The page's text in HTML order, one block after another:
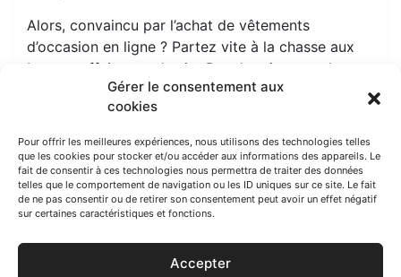
Gérer le consentement aux
cookies
Pour offrir les meilleures expériences, nous utilisons des technologies telles
que les cookies pour stocker et/ou accéder aux informations des appareils. Le
fait de consentir à ces technologies nous permettra de traiter des données
telles que le comportement de navigation ou les ID uniques sur ce site. Le fait
de ne pas consentir ou de retirer son consentement peut avoir un effet négatif
sur certaines caractéristiques et fonctions.
Accepter
Alors, convaincu par l’achat de vêtements
d’occasion en ligne ? Partez vite à la chasse aux
bonnes affaires sur le site Pas de crise pour les
Navigation
de
l’article
Electroménager d’occasion
Jusqu’au 16 février : ce sont les soldes monstres